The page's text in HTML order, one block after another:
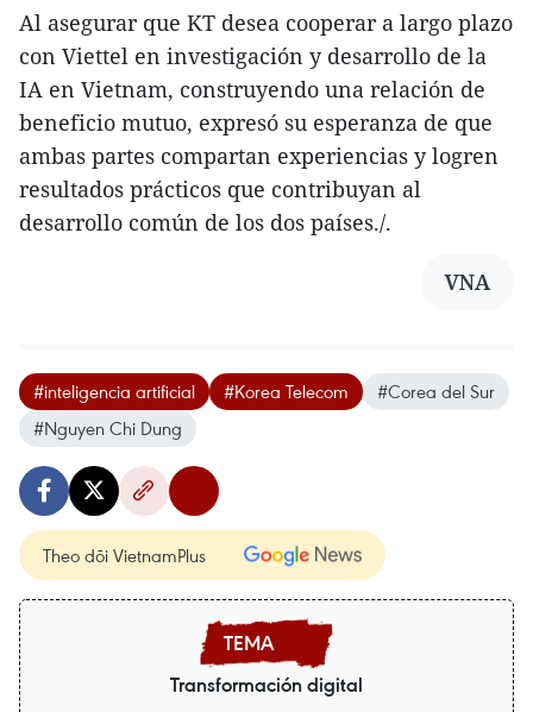
Al asegurar que KT desea cooperar a largo plazo
con Viettel en investigación y desarrollo de la
IA en Vietnam, construyendo una relación de
beneficio mutuo, expresó su esperanza de que
ambas partes compartan experiencias y logren
resultados prácticos que contribuyan al
desarrollo común de los dos países./.
VNA
#inteligencia artificial #Korea Telecom
#Corea del Sur
#Nguyen Chi Dung
Theo dõi VietnamPlus
Transformación digital